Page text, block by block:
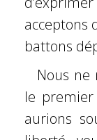
acceptons
battons
Nous ne
le
aurions